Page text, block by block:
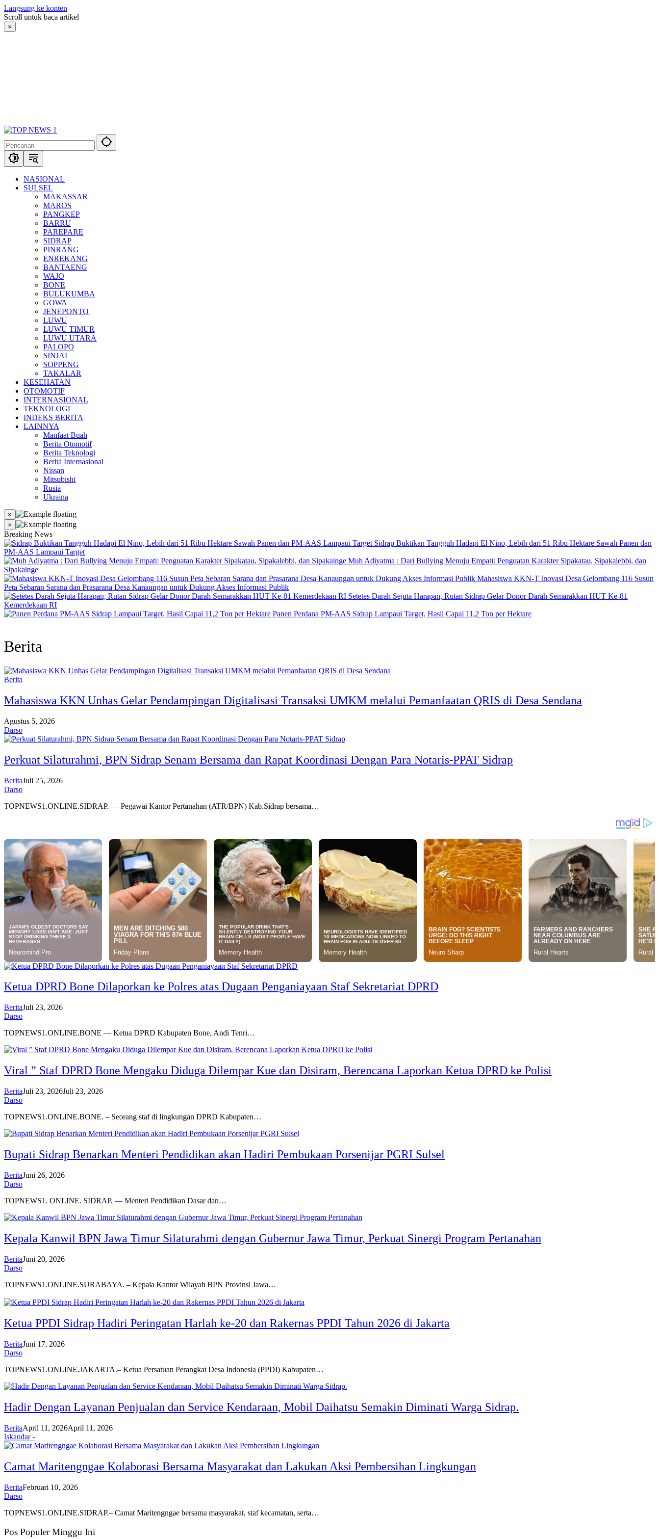
Langsung ke konten
Scroll untuk baca artikel
×
NASIONAL
SULSEL
MAKASSAR
MAROS
PANGKEP
BARRU
PAREPARE
SIDRAP
PINRANG
ENREKANG
BANTAENG
WAJO
BONE
BULUKUMBA
GOWA
JENEPONTO
LUWU
LUWU TIMUR
LUWU UTARA
PALOPO
SINJAI
SOPPENG
TAKALAR
KESEHATAN
OTOMOTIF
INTERNASIONAL
TEKNOLOGI
INDEKS BERITA
LAINNYA
Manfaat Buah
Berita Otomotif
Berita Teknologi
Berita Internasional
Nissan
Mitsubishi
Rusia
Ukraina
×
×
Breaking News
Sidrap Buktikan Tangguh Hadapi El Nino, Lebih dari 51 Ribu Hektare Sawah Panen dan
PM-AAS Lampaui Target
Muh Adiyatma : Dari Bullying Menuju Empati: Penguatan Karakter Sipakatau, Sipakalebbi, dan
Sipakainge
Mahasiswa KKN-T Inovasi Desa Gelombang 116 Susun
Peta Sebaran Sarana dan Prasarana Desa Kanaungan untuk Dukung Akses Informasi Publik
Setetes Darah Sejuta Harapan, Rutan Sidrap Gelar Donor Darah Semarakkan HUT Ke-81
Kemerdekaan RI
Panen Perdana PM-AAS Sidrap Lampaui Target, Hasil Capai 11,2 Ton per Hektare
Berita
Berita
Mahasiswa KKN Unhas Gelar Pendampingan Digitalisasi Transaksi UMKM melalui Pemanfaatan QRIS di Desa Sendana
Agustus 5, 2026
Darso
Perkuat Silaturahmi, BPN Sidrap Senam Bersama dan Rapat Koordinasi Dengan Para Notaris-PPAT Sidrap
BeritaJuli 25, 2026
Darso
TOPNEWS1.ONLINE.SIDRAP. — Pegawai Kantor Pertanahan (ATR/BPN) Kab.Sidrap bersama…
Ketua DPRD Bone Dilaporkan ke Polres atas Dugaan Penganiayaan Staf Sekretariat DPRD
BeritaJuli 23, 2026
Darso
TOPNEWS1.ONLINE.BONE — Ketua DPRD Kabupaten Bone, Andi Tenri…
Viral ” Staf DPRD Bone Mengaku Diduga Dilempar Kue dan Disiram, Berencana Laporkan Ketua DPRD ke Polisi
BeritaJuli 23, 2026Juli 23, 2026
Darso
TOPNEWS1.ONLINE.BONE. – Seorang staf di lingkungan DPRD Kabupaten…
Bupati Sidrap Benarkan Menteri Pendidikan akan Hadiri Pembukaan Porsenijar PGRI Sulsel
BeritaJuni 26, 2026
Darso
TOPNEWS1. ONLINE. SIDRAP, — Menteri Pendidikan Dasar dan…
Kepala Kanwil BPN Jawa Timur Silaturahmi dengan Gubernur Jawa Timur, Perkuat Sinergi Program Pertanahan
BeritaJuni 20, 2026
Darso
TOPNEWS1.ONLINE.SURABAYA. – Kepala Kantor Wilayah BPN Provinsi Jawa…
Ketua PPDI Sidrap Hadiri Peringatan Harlah ke-20 dan Rakernas PPDI Tahun 2026 di Jakarta
BeritaJuni 17, 2026
Darso
TOPNEWS1.ONLINE.JAKARTA.– Ketua Persatuan Perangkat Desa Indonesia (PPDI) Kabupaten…
Hadir Dengan Layanan Penjualan dan Service Kendaraan, Mobil Daihatsu Semakin Diminati Warga Sidrap.
BeritaApril 11, 2026April 11, 2026
Iskandar -
Camat Maritengngae Kolaborasi Bersama Masyarakat dan Lakukan Aksi Pembersihan Lingkungan
BeritaFebruari 10, 2026
Darso
TOPNEWS1.ONLINE.SIDRAP.– Camat Maritengngae bersama masyarakat, staf kecamatan, serta…
Pos Populer Minggu Ini